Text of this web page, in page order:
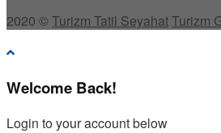
2020 ©Turizm Tatil SeyahatTurizm
Welcome Back!
Login to your account below